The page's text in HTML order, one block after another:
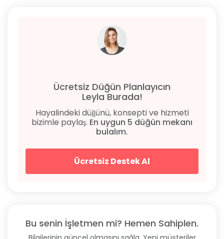
Ücretsiz Düğün Planlayıcın
Leyla Burada!
Hayalindeki düğünü, konsepti ve hizmeti
bizimle paylaş. En uygun 5 düğün mekanı
bulalım.
Ücretsiz Destek Al
Bu senin İşletmen mi? Hemen Sahiplen.